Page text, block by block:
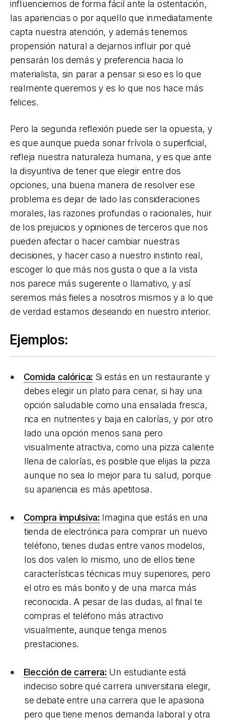
influenciemos de forma fácil ante la ostentación,
las apariencias o por aquello que inmediatamente
capta nuestra atención, y además tenemos
propensión natural a dejarnos influir por qué
pensarán los demás y preferencia hacia lo
materialista, sin parar a pensar si eso es lo que
realmente queremos y es lo que nos hace más
felices.
Pero la segunda reflexión puede ser la opuesta, y
es que aunque pueda sonar frívola o superficial,
refleja nuestra naturaleza humana, y es que ante
la disyuntiva de tener que elegir entre dos
opciones, una buena manera de resolver ese
problema es dejar de lado las consideraciones
morales, las razones profundas o racionales, huir
de los prejuicios y opiniones de terceros que nos
pueden afectar o hacer cambiar nuestras
decisiones, y hacer caso a nuestro instinto real,
escoger lo que más nos gusta o que a la vista
nos parece más sugerente o llamativo, y así
seremos más fieles a nosotros mismos y a lo que
de verdad estamos deseando en nuestro interior.
Ejemplos:
Comida calórica: Si estás en un restaurante y
debes elegir un plato para cenar, si hay una
opción saludable como una ensalada fresca,
rica en nutrientes y baja en calorías, y por otro
lado una opción menos sana pero
visualmente atractiva, como una pizza caliente
llena de calorías, es posible que elijas la pizza
aunque no sea lo mejor para tu salud, porque
su apariencia es más apetitosa.
Compra impulsiva: Imagina que estás en una
tienda de electrónica para comprar un nuevo
teléfono, tienes dudas entre varios modelos,
los dos valen lo mismo, uno de ellos tiene
características técnicas muy superiores, pero
el otro es más bonito y de una marca más
reconocida. A pesar de las dudas, al final te
compras el teléfono más atractivo
visualmente, aunque tenga menos
prestaciones.
Elección de carrera: Un estudiante está
indeciso sobre qué carrera universitaria elegir,
se debate entre una carrera que le apasiona
pero que tiene menos demanda laboral y otra